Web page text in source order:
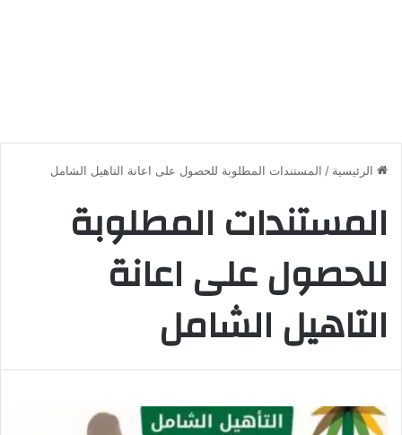
الرئيسية / المستندات المطلوبة للحصول على اعانة التاهيل الشامل
المستندات المطلوبة
للحصول على اعانة
التاهيل الشامل